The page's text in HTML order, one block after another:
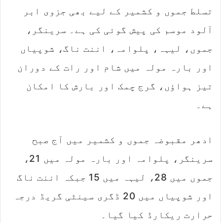
تسلط جموں و کشمیر کے لیے بھی جزوی ابر
آلود موسم کی پیش گوئی کی ہے۔ سرینگر،
جموں، لیہہ، پلوامہ، اننت ناگ، شوپیاں
اور بارہ مولہ میں شام اور رات کے دوران
تیز ہواؤں، گرج چمک اور بارش کا امکان
ہے۔
ادھر مقبوضہ جموں و کشمیر میں آج صبح
سرینگر، پلوامہ اور بارہ مولہ میں 21،
جموں میں 28، لیہہ میں 15 جبکہ اننت ناگ
اور شوپیاں میں 20 ڈگری سینٹی گریڈ درجہ
حرارت ریکارڈ کیا گیا۔